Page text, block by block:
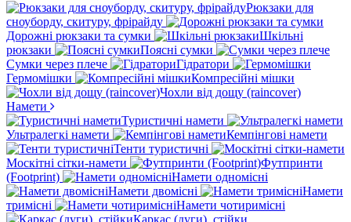
Рюкзаки для
сноуборду, скитуру, фрірайду
Дорожні рюкзаки та сумки
Шкільні
рюкзаки
Поясні сумки
Сумки через плече
Гідратори
Гермомішки
Компресійні мішки
Чохли від дощу (raincover)
Намети
Туристичні намети
Ультралегкі намети
Кемпінгові намети
Тенти туристичні
Москітні сітки-намети
Футпринти
(Footprint)
Намети одномісні
Намети двомісні
Намети
тримісні
Намети чотиримісні
Каркас (дуги), стійки